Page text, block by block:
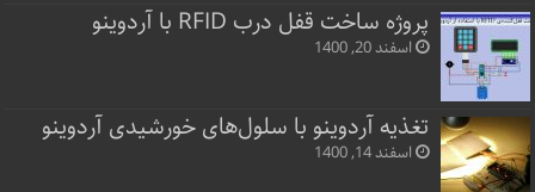
پروژه ساخت قفل‌ درب RFID با آردوینو
اسفند 20, 1400
تغذیه آردوینو با سلول‌های خورشیدی آردوینو
اسفند 14, 1400